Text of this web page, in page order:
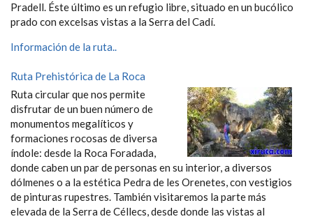
Pradell. Éste último es un refugio libre, situado en un bucólico
prado con excelsas vistas a la Serra del Cadí.
Información de la ruta..
Ruta Prehistórica de La Roca
Ruta circular que nos permite
disfrutar de un buen número de
monumentos megalíticos y
formaciones rocosas de diversa
índole: desde la Roca Foradada,
donde caben un par de personas en su interior, a diversos
dólmenes o a la estética Pedra de les Orenetes, con vestigios
de pinturas rupestres. También visitaremos la parte más
elevada de la Serra de Céllecs, desde donde las vistas al